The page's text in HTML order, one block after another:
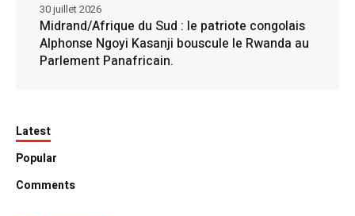
Midrand/Afrique du Sud : le patriote congolais
Alphonse Ngoyi Kasanji bouscule le Rwanda au
Parlement Panafricain.
30 juillet 2026
Latest
Popular
Comments